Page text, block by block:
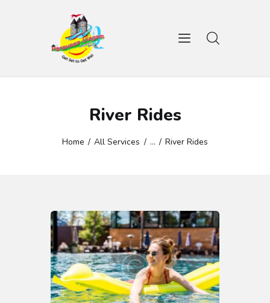
River Rides
Home All Services ... River Rides
HOME
AMUSEMENT RIDES
CONTACTS